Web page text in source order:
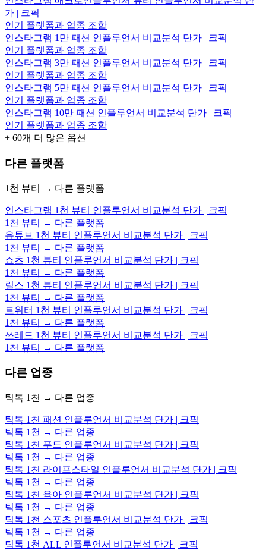
가 | 크픽
인기 플랫폼과 업종 조합
인스타그램 1만 패션 인플루언서 비교분석 단가 | 크픽
인기 플랫폼과 업종 조합
인스타그램 3만 패션 인플루언서 비교분석 단가 | 크픽
인기 플랫폼과 업종 조합
인스타그램 5만 패션 인플루언서 비교분석 단가 | 크픽
인기 플랫폼과 업종 조합
인스타그램 10만 패션 인플루언서 비교분석 단가 | 크픽
인기 플랫폼과 업종 조합
+ 60개 더 많은 옵션
다른 플랫폼
1천 뷰티 → 다른 플랫폼
인스타그램 1천 뷰티 인플루언서 비교분석 단가 | 크픽
1천 뷰티 → 다른 플랫폼
유튜브 1천 뷰티 인플루언서 비교분석 단가 | 크픽
1천 뷰티 → 다른 플랫폼
쇼츠 1천 뷰티 인플루언서 비교분석 단가 | 크픽
1천 뷰티 → 다른 플랫폼
릴스 1천 뷰티 인플루언서 비교분석 단가 | 크픽
1천 뷰티 → 다른 플랫폼
트위터 1천 뷰티 인플루언서 비교분석 단가 | 크픽
1천 뷰티 → 다른 플랫폼
쓰레드 1천 뷰티 인플루언서 비교분석 단가 | 크픽
1천 뷰티 → 다른 플랫폼
다른 업종
틱톡 1천 → 다른 업종
틱톡 1천 패션 인플루언서 비교분석 단가 | 크픽
틱톡 1천 → 다른 업종
틱톡 1천 푸드 인플루언서 비교분석 단가 | 크픽
틱톡 1천 → 다른 업종
틱톡 1천 라이프스타일 인플루언서 비교분석 단가 | 크픽
틱톡 1천 → 다른 업종
틱톡 1천 육아 인플루언서 비교분석 단가 | 크픽
틱톡 1천 → 다른 업종
틱톡 1천 스포츠 인플루언서 비교분석 단가 | 크픽
틱톡 1천 → 다른 업종
틱톡 1천 ALL 인플루언서 비교분석 단가 | 크픽